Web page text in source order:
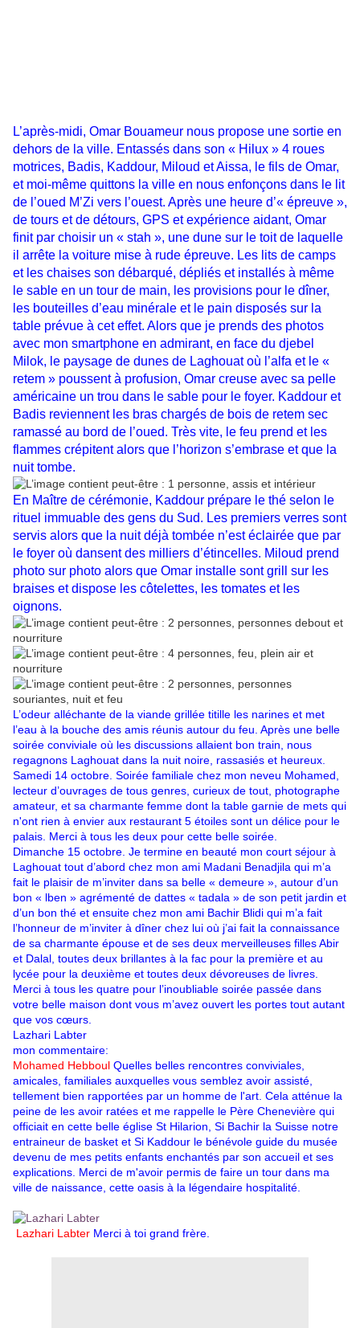
L’après-midi, Omar Bouameur nous propose une sortie en
dehors de la ville. Entassés dans son « Hilux » 4 roues
motrices, Badis, Kaddour, Miloud et Aissa, le fils de Omar,
et moi-même quittons la ville en nous enfonçons dans le lit
de l’oued M’Zi vers l’ouest. Après une heure d’« épreuve »,
de tours et de détours, GPS et expérience aidant, Omar
finit par choisir un « stah », une dune sur le toit de laquelle
il arrête la voiture mise à rude épreuve. Les lits de camps
et les chaises son débarqué, dépliés et installés à même
le sable en un tour de main, les provisions pour le dîner,
les bouteilles d’eau minérale et le pain disposés sur la
table prévue à cet effet. Alors que je prends des photos
avec mon smartphone en admirant, en face du djebel
Milok, le paysage de dunes de Laghouat où l’alfa et le «
retem » poussent à profusion, Omar creuse avec sa pelle
américaine un trou dans le sable pour le foyer. Kaddour et
Badis reviennent les bras chargés de bois de retem sec
ramassé au bord de l’oued. Très vite, le feu prend et les
flammes crépitent alors que l’horizon s’embrase et que la
nuit tombe.
En Maître de cérémonie, Kaddour prépare le thé selon le
rituel immuable des gens du Sud. Les premiers verres sont
servis alors que la nuit déjà tombée n’est éclairée que par
le foyer où dansent des milliers d’étincelles. Miloud prend
photo sur photo alors que Omar installe sont grill sur les
braises et dispose les côtelettes, les tomates et les
oignons.
L’odeur alléchante de la viande grillée titille les narines et met
l’eau à la bouche des amis réunis autour du feu. Après une belle
soirée conviviale où les discussions allaient bon train, nous
regagnons Laghouat dans la nuit noire, rassasiés et heureux.
Samedi 14 octobre. Soirée familiale chez mon neveu Mohamed,
lecteur d’ouvrages de tous genres, curieux de tout, photographe
amateur, et sa charmante femme dont la table garnie de mets qui
n'ont rien à envier aux restaurant 5 étoiles sont un délice pour le
palais. Merci à tous les deux pour cette belle soirée.
Dimanche 15 octobre. Je termine en beauté mon court séjour à
Laghouat tout d’abord chez mon ami Madani Benadjila qui m’a
fait le plaisir de m’inviter dans sa belle « demeure », autour d’un
bon « lben » agrémenté de dattes « tadala » de son petit jardin et
d’un bon thé et ensuite chez mon ami Bachir Blidi qui m’a fait
l’honneur de m’inviter à dîner chez lui où j’ai fait la connaissance
de sa charmante épouse et de ses deux merveilleuses filles Abir
et Dalal, toutes deux brillantes à la fac pour la première et au
lycée pour la deuxième et toutes deux dévoreuses de livres.
Merci à tous les quatre pour l’inoubliable soirée passée dans
votre belle maison dont vous m’avez ouvert les portes tout autant
que vos cœurs.
Lazhari Labter
mon commentaire:
Mohamed Hebboul Quelles belles rencontres conviviales,
amicales, familiales auxquelles vous semblez avoir assisté,
tellement bien rapportées par un homme de l'art. Cela atténue la
peine de les avoir ratées et me rappelle le Père Chenevière qui
officiait en cette belle église St Hilarion, Si Bachir la Suisse notre
entraineur de basket et Si Kaddour le bénévole guide du musée
devenu de mes petits enfants enchantés par son accueil et ses
explications. Merci de m'avoir permis de faire un tour dans ma
ville de naissance, cette oasis à la légendaire hospitalité.
Lazhari Labter Merci à toi grand frère.